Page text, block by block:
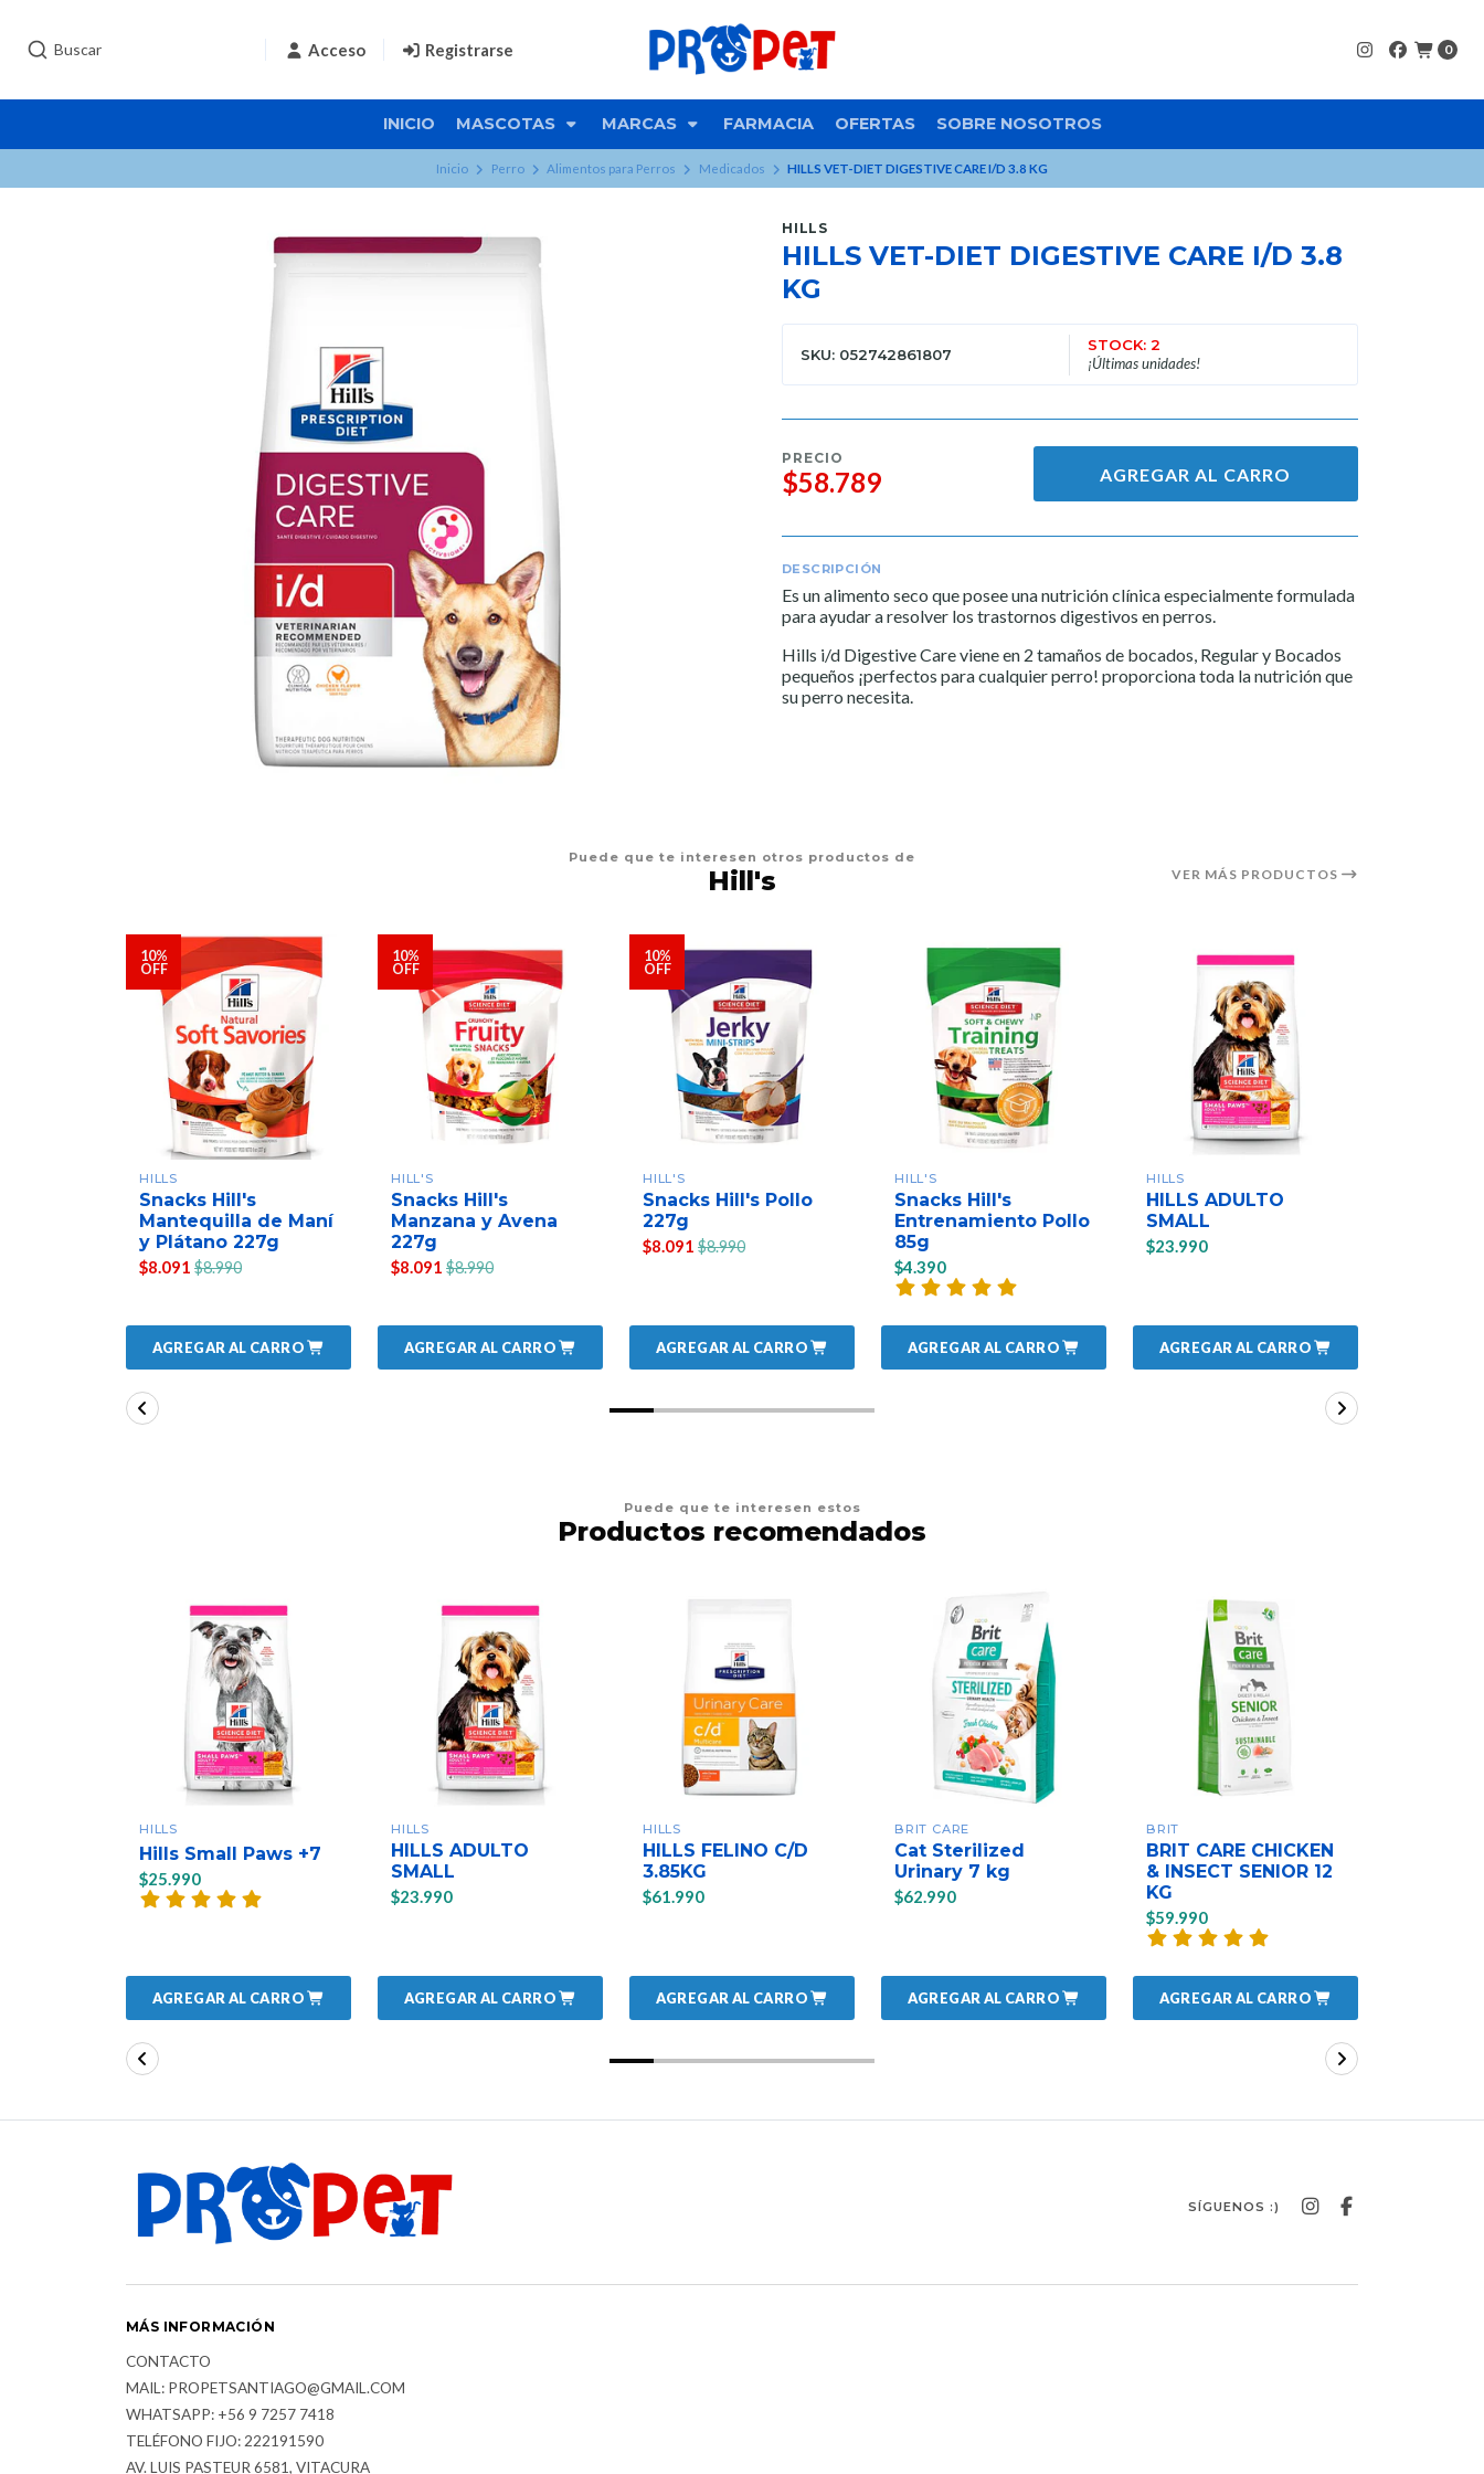
Acceso Registrarse 0
INICIO MASCOTAS MARCAS FARMACIA OFERTAS SOBRE NOSOTROS
Inicio Perro Alimentos para Perros Medicados HILLS VET-DIET DIGESTIVE CARE I/D 3.8 KG
HILLS
HILLS VET-DIET DIGESTIVE CARE I/D 3.8
KG
SKU: 052742861807
STOCK: 2
¡Últimas unidades!
PRECIO
$58.789 AGREGAR AL CARRO
DESCRIPCIÓN
Es un alimento seco que posee una nutrición clínica especialmente formulada
para ayudar a resolver los trastornos digestivos en perros.
Hills i/d Digestive Care viene en 2 tamaños de bocados, Regular y Bocados
pequeños ¡perfectos para cualquier perro! proporciona toda la nutrición que
su perro necesita.
Puede que te interesen otros productos de
Hill's VER MÁS PRODUCTOS
10%
OFF
HILLS
Snacks Hill's
Mantequilla de Maní
y Plátano 227g
$8.091 $8.990
AGREGAR AL CARRO
10%
OFF
HILL'S
Snacks Hill's
Manzana y Avena
227g
$8.091 $8.990
AGREGAR AL CARRO
10%
OFF
HILL'S
Snacks Hill's Pollo
227g
$8.091 $8.990
AGREGAR AL CARRO
HILL'S
Snacks Hill's
Entrenamiento Pollo
85g
$4.390
AGREGAR AL CARRO
HILLS
HILLS ADULTO
SMALL
$23.990
AGREGAR AL CARRO
Puede que te interesen estos
Productos recomendados
HILLS
Hills Small Paws +7
$25.990
AGREGAR AL CARRO
HILLS
HILLS ADULTO
SMALL
$23.990
AGREGAR AL CARRO
HILLS
HILLS FELINO C/D
3.85KG
$61.990
AGREGAR AL CARRO
BRIT CARE
Cat Sterilized
Urinary 7 kg
$62.990
AGREGAR AL CARRO
BRIT
BRIT CARE CHICKEN
& INSECT SENIOR 12
KG
$59.990
AGREGAR AL CARRO
SÍGUENOS :)
MÁS INFORMACIÓN
CONTACTO
MAIL: PROPETSANTIAGO@GMAIL.COM
WHATSAPP: +56 9 7257 7418
TELÉFONO FIJO: 222191590
AV. LUIS PASTEUR 6581, VITACURA